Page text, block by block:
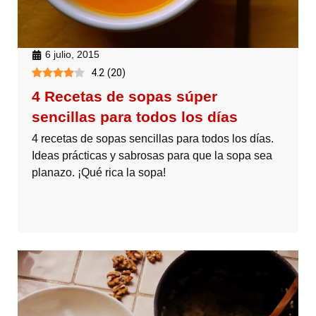
6 julio, 2015
4.2 (20)
4 Recetas de sopas súper
sencillas para todos los días
4 recetas de sopas sencillas para todos los días.
Ideas prácticas y sabrosas para que la sopa sea
planazo. ¡Qué rica la sopa!